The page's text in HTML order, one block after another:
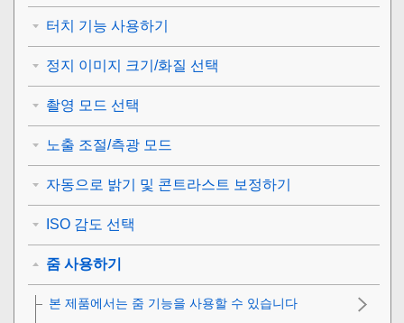
터치 기능 사용하기
정지 이미지 크기/화질 선택
촬영 모드 선택
노출 조절/측광 모드
자동으로 밝기 및 콘트라스트 보정하기
ISO 감도 선택
줌 사용하기
본 제품에서는 줌 기능을 사용할 수 있습니다